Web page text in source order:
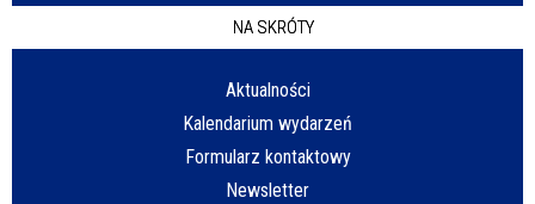
NA SKRÓTY
Aktualności
Kalendarium wydarzeń
Formularz kontaktowy
Newsletter